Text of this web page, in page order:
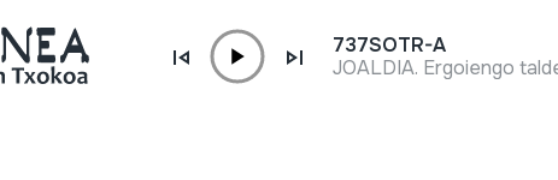
737SOTR-A
JOALDIA. Ergoiengo